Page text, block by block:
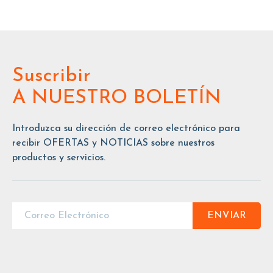
Suscribir
A NUESTRO BOLETÍN
Introduzca su dirección de correo electrónico para
recibir OFERTAS y NOTICIAS sobre nuestros
productos y servicios.
ENVIAR